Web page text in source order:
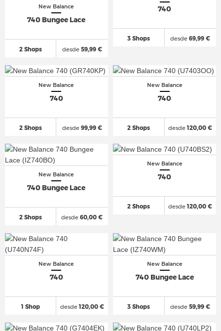
New Balance
740 Bungee Lace
2 Shops desde59,99 €
740
3 Shops desde 69,99 €
New Balance
740
2 Shops desde99,99 €
New Balance
740
2 Shops desde120,00 €
New Balance
740 Bungee Lace
2 Shops desde 60,00 €
New Balance
740
2 Shops desde120,00 €
New Balance
740
1 Shop desde120,00 €
New Balance
740 Bungee Lace
3 Shops desde 59,99 €